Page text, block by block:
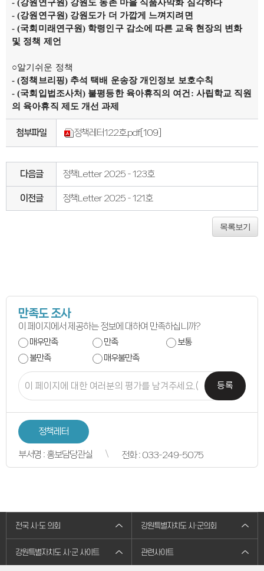
입법예고안
입법정보
도의회 입법활동
입법평가 결과
행정정보공개
의원겸직현황
의원별 출석현황
의원역량강화
의정비심의
반부패·청렴
청렴결의
의정활동
의정활동사진
의정활동영상
언론보도
행정사무감사
연구회 활동 결과
회의록
전자회의록
최근회의록
회기별 검색
회의별 검색
상세검색
서면질문
도정질문
5분자유발언
영상회의록
특별위원회
도정질문
도민광장
자유게시판
방청/견학
방청/견학 안내
방청신청
방청확인
인터넷견학신청
-(강원연구원) 강원도 농촌 마을 식품사막화 심각하다
-(강원연구원) 강원도가 더 가깝게 느껴지려면
-(국회미래연구원) 학령인구 감소에 따른 교육 현장의 변화
및 정책 제언
○알기쉬운 정책
-(정책브리핑) 추석 택배 운송장 개인정보 보호수칙
-(국회입법조사처) 불평등한 육아휴직의 여건 : 사립학교 직원
의 육아휴직 제도 개선 과제
첨부파일 정책레터122호.pdf[109]
다음글 정책Letter 2025 - 123호
이전글 정책Letter 2025 - 121호
목록보기
만족도 조사
이 페이지에서 제공하는 정보에 대하여 만족하십니까?
매우만족 만족
보통
불만족
매우불만족
등록
정책레터
부서명 : 홍보담당관실 전화 : 033-249-5075
전국 시·도 의회 강원특별자치도 시·군의회
강원특별자치도 시·군 사이트 관련사이트